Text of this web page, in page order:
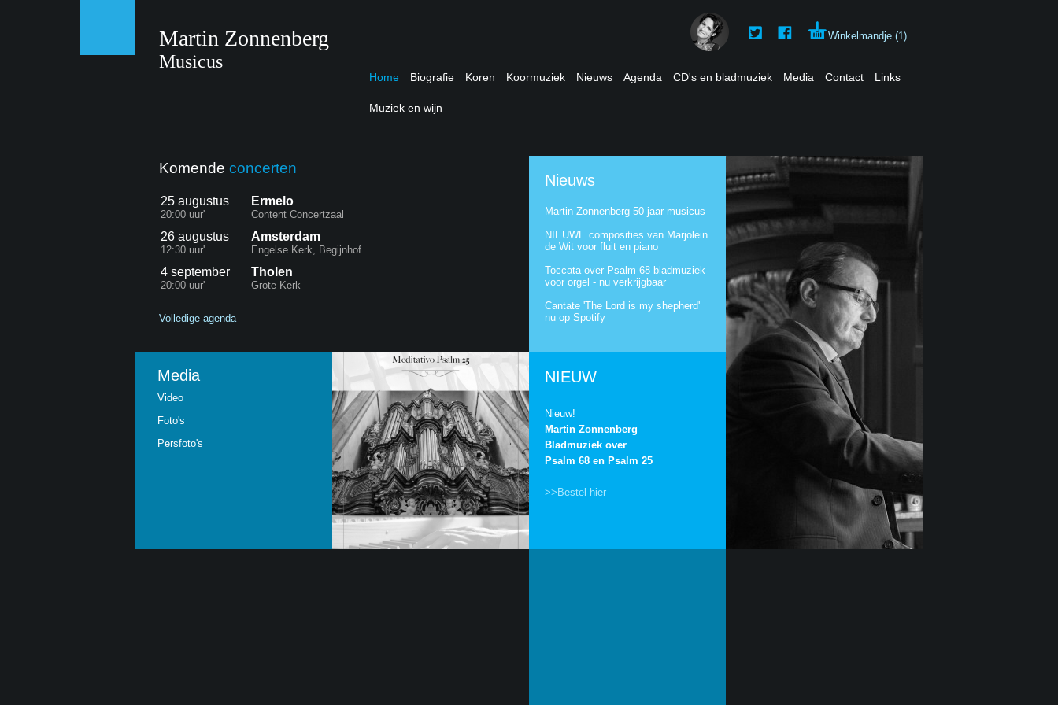
Martin Zonnenberg
Musicus
Winkelmandje (1)
Home Biografie Koren Koormuziek Nieuws Agenda CD's en bladmuziek Media Contact Links
Muziek en wijn
Komende concerten
25 augustus
20:00 uur'
Ermelo
Content Concertzaal
26 augustus
12:30 uur'
Amsterdam
Engelse Kerk, Begijnhof
4 september
20:00 uur'
Tholen
Grote Kerk
Volledige agenda
Nieuws
Martin Zonnenberg 50 jaar musicus
NIEUWE composities van Marjolein
de Wit voor fluit en piano
Toccata over Psalm 68 bladmuziek
voor orgel - nu verkrijgbaar
Cantate 'The Lord is my shepherd'
nu op Spotify
Media
Video
Foto's
Persfoto's
NIEUW
Nieuw!
Martin Zonnenberg
Bladmuziek over
Psalm 68 en Psalm 25
>>Bestel hier